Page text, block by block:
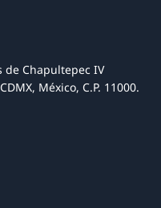
de Chapultepec IV
México, C.P. 11000.